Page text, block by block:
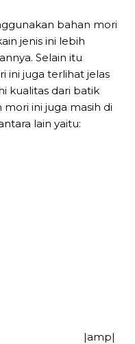
bahan mori
jenis ini lebih
Selain itu
ini juga terlihat jelas
kualitas dari batik
mori ini juga masih di
lain yaitu:
|amp|